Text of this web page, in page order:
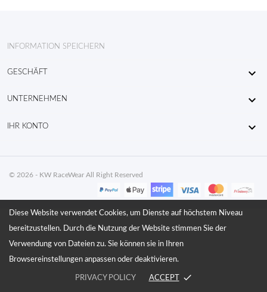
INFORMATION SPEICHERN
GESCHÄFT 
UNTERNEHMEN 
IHR KONTO 
Diese Website verwendet Cookies, um Dienste auf höchstem Niveau
bereitzustellen. Durch die Nutzung der Website stimmen Sie der
Verwendung von Dateien zu. Sie können sie in Ihren
Browsereinstellungen anpassen oder deaktivieren.
PRIVACY POLICY ACCEPT done
© 2026 - KW RaceWear All Right Reserved